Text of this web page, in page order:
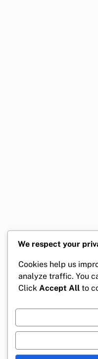
We respect your
Cookies help us
analyze traffic. You
Click Accept All to